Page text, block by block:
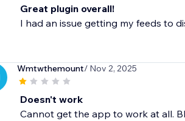
Great plugin overall!
I had an issue getting my feeds to
Wmtwthemount/ Nov 2, 2025
Doesn't work
Cannot get the app to work at all.